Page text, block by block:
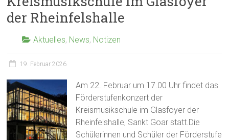
der Rheinfelshalle
Aktuelles, News, Notizen
19. Februar 2026
Am 22. Februar um 17.00 Uhr findet das
Förderstufenkonzert der
Kreismusikschule im Glasfoyer der
Rheinfelshalle, Sankt Goar statt.Die
Schülerinnen und Schüler der Förderstufe